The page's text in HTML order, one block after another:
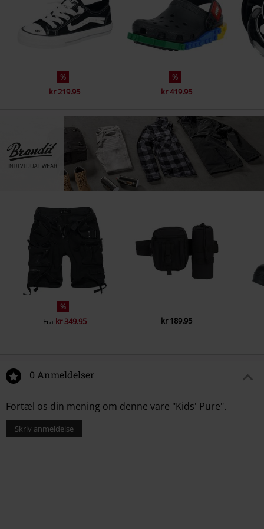
%
kr 219.95
%
kr 419.95
%
Fra kr 349.95 kr 189.95
0 Anmeldelser
Fortæl os din mening om denne vare "Kids' Pure".
Skriv anmeldelse